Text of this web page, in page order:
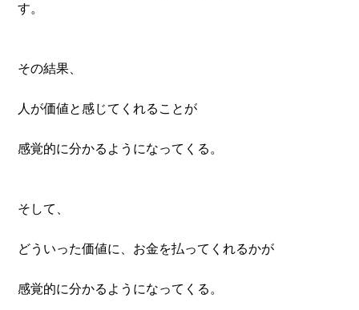
す。
その結果、
人が価値と感じてくれることが
感覚的に分かるようになってくる。
そして、
どういった価値に、お金を払ってくれるかが
感覚的に分かるようになってくる。